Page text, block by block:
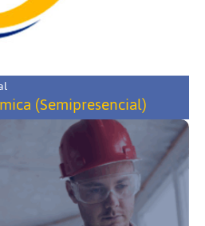
(Semipresencial)